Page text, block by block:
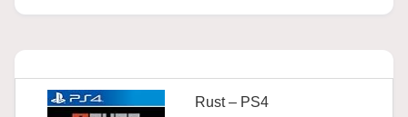
Rust – PS4